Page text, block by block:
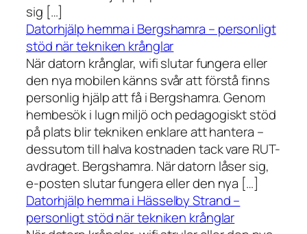
sig […]
Datorhjälp hemma i Bergshamra – personligt
stöd när tekniken krånglar
När datorn krånglar, wifi slutar fungera eller
den nya mobilen känns svår att förstå finns
personlig hjälp att få i Bergshamra. Genom
hembesök i lugn miljö och pedagogiskt stöd
på plats blir tekniken enklare att hantera –
dessutom till halva kostnaden tack vare RUT-
avdraget. Bergshamra. När datorn låser sig,
e-posten slutar fungera eller den nya […]
Datorhjälp hemma i Hässelby Strand –
personligt stöd när tekniken krånglar